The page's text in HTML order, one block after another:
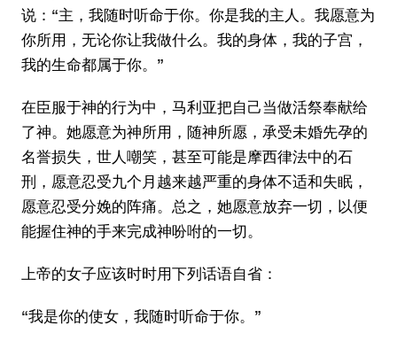
说：“主，我随时听命于你。你是我的主人。我愿意为
你所用，无论你让我做什么。我的身体，我的子宫，
我的生命都属于你。”
在臣服于神的行为中，马利亚把自己当做活祭奉献给
了神。她愿意为神所用，随神所愿，承受未婚先孕的
名誉损失，世人嘲笑，甚至可能是摩西律法中的石
刑，愿意忍受九个月越来越严重的身体不适和失眠，
愿意忍受分娩的阵痛。总之，她愿意放弃一切，以便
能握住神的手来完成神吩咐的一切。
上帝的女子应该时时用下列话语自省：
“我是你的使女，我随时听命于你。”